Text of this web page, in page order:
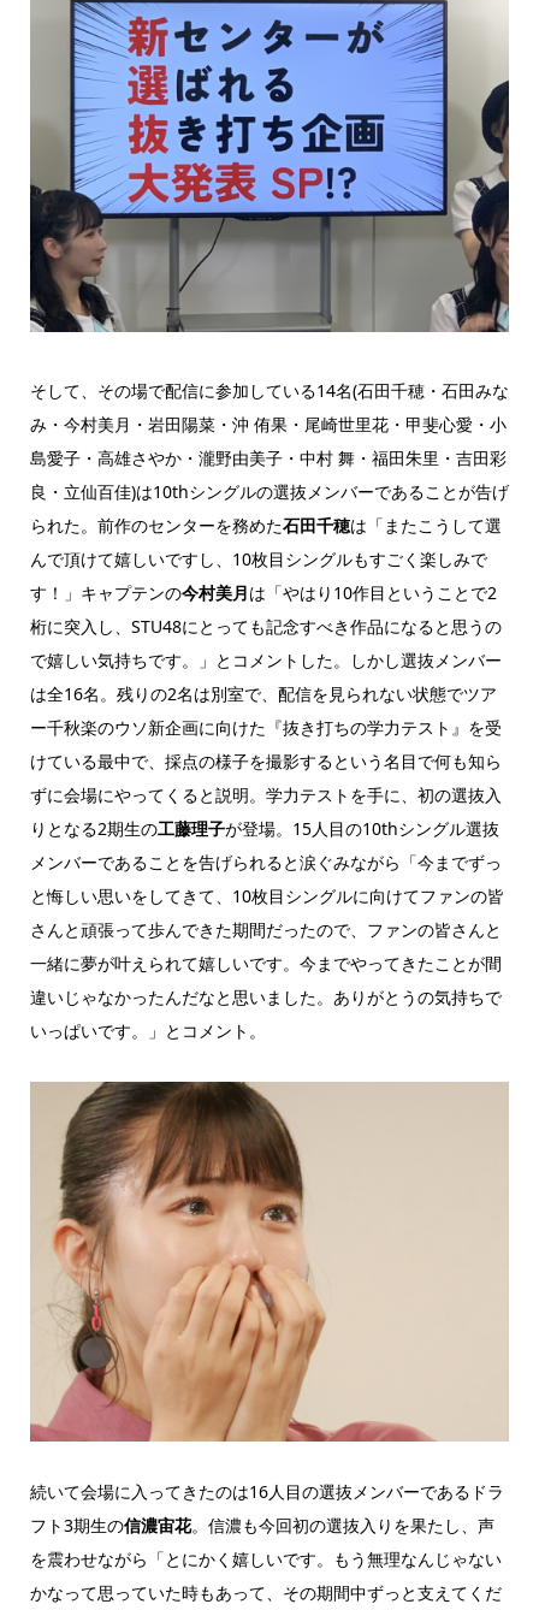
そして、その場で配信に参加している14名(石田千穂・石田みな
み・今村美月・岩田陽菜・沖 侑果・尾崎世里花・甲斐心愛・小
島愛子・高雄さやか・瀧野由美子・中村 舞・福田朱里・吉田彩
良・立仙百佳)は10thシングルの選抜メンバーであることが告げ
られた。前作のセンターを務めた石田千穂は「またこうして選
んで頂けて嬉しいですし、10枚目シングルもすごく楽しみで
す！」キャプテンの今村美月は「やはり10作目ということで2
桁に突入し、STU48にとっても記念すべき作品になると思うの
で嬉しい気持ちです。」とコメントした。しかし選抜メンバー
は全16名。残りの2名は別室で、配信を見られない状態でツア
ー千秋楽のウソ新企画に向けた『抜き打ちの学力テスト』を受
けている最中で、採点の様子を撮影するという名目で何も知ら
ずに会場にやってくると説明。学力テストを手に、初の選抜入
りとなる2期生の工藤理子が登場。15人目の10thシングル選抜
メンバーであることを告げられると涙ぐみながら「今までずっ
と悔しい思いをしてきて、10枚目シングルに向けてファンの皆
さんと頑張って歩んできた期間だったので、ファンの皆さんと
一緒に夢が叶えられて嬉しいです。今までやってきたことが間
違いじゃなかったんだなと思いました。ありがとうの気持ちで
いっぱいです。」とコメント。
続いて会場に入ってきたのは16人目の選抜メンバーであるドラ
フト3期生の信濃宙花。信濃も今回初の選抜入りを果たし、声
を震わせながら「とにかく嬉しいです。もう無理なんじゃない
かなって思っていた時もあって、その期間中ずっと支えてくだ